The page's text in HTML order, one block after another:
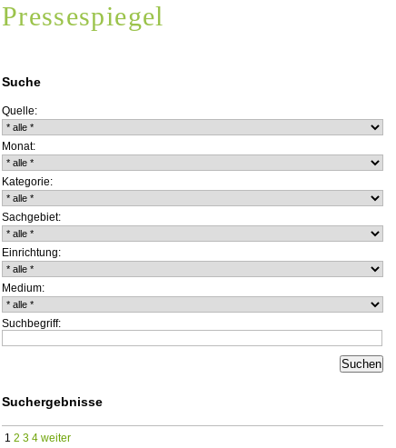
Pressespiegel
Suche
Quelle:
Monat:
Kategorie:
Sachgebiet:
Einrichtung:
Medium:
Suchbegriff:
Suchergebnisse
1 2 3 4 weiter